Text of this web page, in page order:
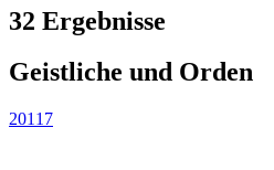
32 Ergebnisse
Geistliche und Orden
20117